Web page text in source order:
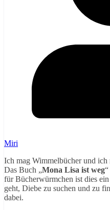
Miri
Ich mag Wimmelbücher und ich
Das Buch „Mona Lisa ist weg
für Bücherwürmchen ist dies
geht, Diebe zu suchen und zu
dabei.